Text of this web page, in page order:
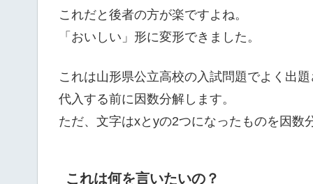
これだと後者の方が楽ですよね。
「おいしい」形に変形できました。
これは山形県公立高校の入試問題でよく出
代入する前に因数分解します。
ただ、文字はxとyの2つになったものを因数
これは何を言いたいの？